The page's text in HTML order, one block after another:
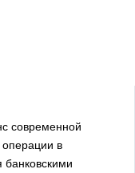
современной
в
банковскими